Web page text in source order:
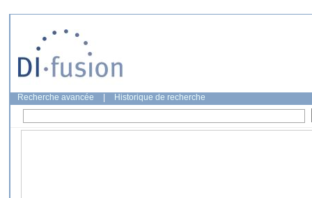
Recherche avancée Historique de recherche